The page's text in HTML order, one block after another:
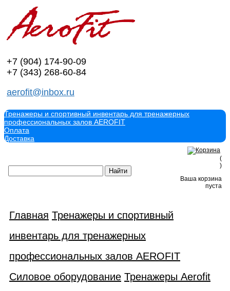
+7 (904) 174-90-09
+7 (343) 268-60-84
aerofit@inbox.ru
Тренажеры и спортивный инвентарь для тренажерных
профессиональных залов AEROFIT
Оплата
Доставка
(
)
Ваша корзина
пуста
Главная Тренажеры и спортивный
инвентарь для тренажерных
профессиональных залов AEROFIT
Силовое оборудование Тренажеры Aerofit